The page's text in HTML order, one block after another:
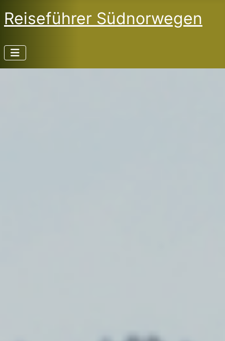
Reiseführer Südnorwegen